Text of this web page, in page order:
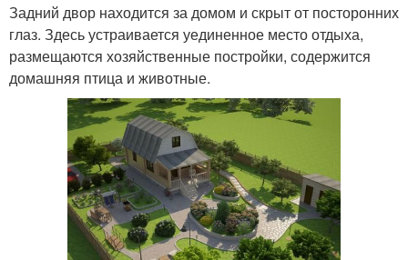
Задний двор находится за домом и скрыт от посторонних
глаз. Здесь устраивается уединенное место отдыха,
размещаются хозяйственные постройки, содержится
домашняя птица и животные.